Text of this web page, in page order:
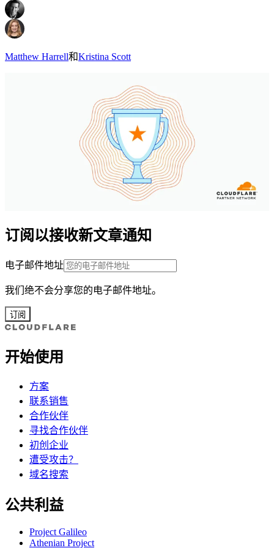
Matthew Harrell和Kristina Scott
订阅以接收新文章通知
电子邮件地址
我们绝不会分享您的电子邮件地址。
订阅
开始使用
方案
联系销售
合作伙伴
寻找合作伙伴
初创企业
遭受攻击？
域名搜索
公共利益
Project Galileo
Athenian Project